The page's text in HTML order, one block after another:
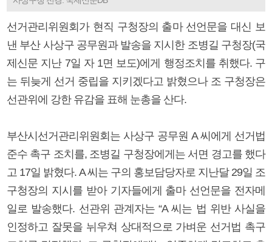
선거관리위원회가 현직 구청장의 출마 선언문을 대신 보
낸 부산 사상구 공무원과 발송을 지시한 조병길 구청장(국
제신문 지난 7일 자 1면 보도)에게 행정조치를 취했다. 구
는 뒤늦게 선거 중립을 지키겠다고 밝혔으나 조 구청장은
선관위에 강한 유감을 표해 눈총을 산다.
부산시선거관리위원회는 사상구 공무원 A 씨에게 선거법
준수 촉구 조치를, 조병길 구청장에게는 서면 경고를 했다
고 17일 밝혔다. A 씨는 구의 홍보담당자로 지난달 29일 조
구청장의 지시를 받아 기자들에게 출마 선언문을 전자메
일로 발송했다. 선관위 관계자는 “A 씨는 법 위반 사실을
인정하고 잘못을 뉘우쳐 상대적으로 가벼운 선거법 촉구